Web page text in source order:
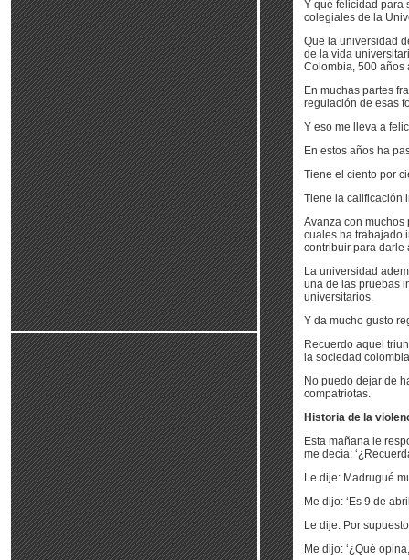
Y qué felicidad para
colegiales de la
Que la universidad
de la vida
Colombia, 500 años
En muchas partes
regulación de esas
Y eso me lleva a
En estos años ha
Tiene el ciento por
Tiene la calificación
Avanza con muchos
cuales ha trabajado
contribuir para darle
La universidad
una de las pruebas
universitarios.
Y da mucho gusto
Recuerdo aquel
la sociedad
No puedo dejar de
compatriotas.
Historia de la
Esta mañana le
me decía:
Le dije: Madrugué
Me dijo: ‘Es 9 de
Le dije: Por
Me dijo: ‘¿Qué